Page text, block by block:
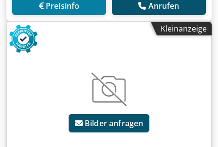
Preisinfo Anrufen
Kleinanzeige
Bilder anfragen